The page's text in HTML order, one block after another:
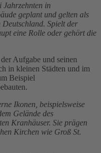
Jahrzehnten in
geplant und gelten als
Deutschland. Spielt der
eine Rolle oder gehört die
Aufgabe und seinen
in kleinen Städten und im
Beispiel
Ikonen, beispielsweise
Gelände des
Kranhäuser. Sie prägen
Kirchen wie Groß St.